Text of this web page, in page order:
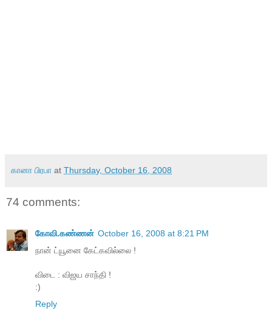
கானா பிரபா at Thursday, October 16, 2008
74 comments:
கோவி.கண்ணன் October 16, 2008 at 8:21 PM
நான் ட்யூனை கேட்கவில்லை !
விடை : விஜய சாந்தி !
:)
Reply